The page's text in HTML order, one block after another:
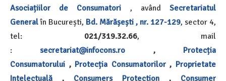
Asociațiilor de Consumatori , avândSecretariatul
General în București, Bd. Mărășești , nr. 127-129, sector 4,
tel:
021/319.32.66, mail
:
secretariat@infocons.ro ,
Protecția
Consumatorului , Protecția Consumatorilor , Proprietate
Intelectuală
, Consumers Protection ,
Consumer